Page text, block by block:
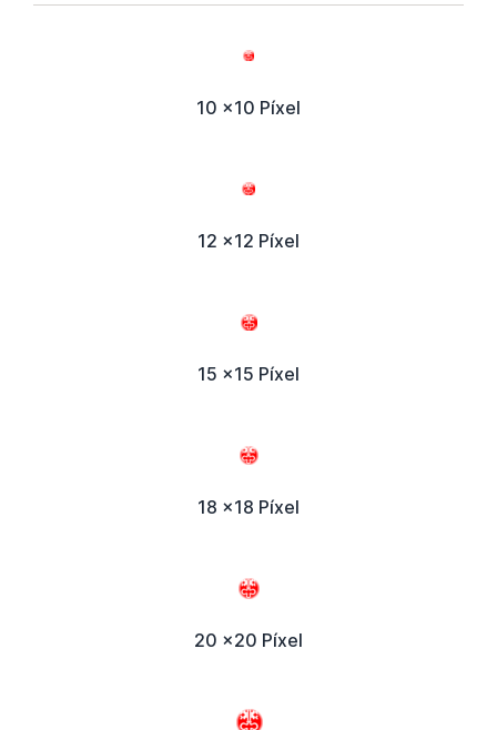
10 x10 Píxel
12 x12 Píxel
15 x15 Píxel
18 x18 Píxel
20 x20 Píxel